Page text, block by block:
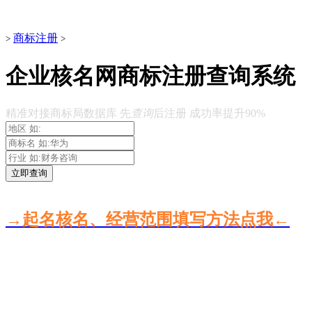
> 商标注册 >
企业核名网商标注册查询系统
精准对接商标局数据库 先 查询后注册 成功率提升90%
立即查询
→起名核名、经营范围填写方法点我←